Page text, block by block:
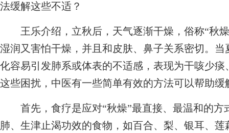
法缓解这些不适？
王乐介绍，立秋后，天气逐渐干燥，俗称“秋燥
湿润又害怕干燥，并且和皮肤、鼻子关系密切。
化容易引发肺系或体表的不适感，表现为干咳少
这些困扰，中医有一些简单有效的方法可以帮助缓
首先，食疗是应对“秋燥”最直接、最温和的方
肺、生津止渴功效的食物，如百合、梨、银耳、